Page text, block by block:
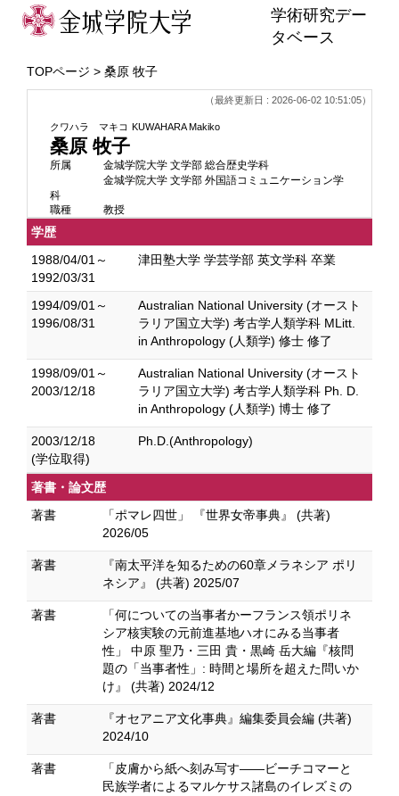
学術研究デー
タベース
TOPページ > 桑原 牧子
（最終更新日 : 2026-06-02 10:51:05）
クワハラ マキコ KUWAHARA Makiko
桑原 牧子
所属
金城学院大学 文学部 総合歴史学科
金城学院大学 文学部 外国語コミュニケーション学
科
職種
教授
学歴
1988/04/01～
1992/03/31
津田塾大学 学芸学部 英文学科 卒業
1994/09/01～
1996/08/31
Australian National University (オースト
ラリア国立大学) 考古学人類学科 MLitt.
in Anthropology (人類学) 修士 修了
1998/09/01～
2003/12/18
Australian National University (オースト
ラリア国立大学) 考古学人類学科 Ph. D.
in Anthropology (人類学) 博士 修了
2003/12/18
(学位取得)
Ph.D.(Anthropology)
著書・論文歴
著書
「ポマレ四世」 『世界女帝事典』 (共著)
2026/05
著書
『南太平洋を知るための60章メラネシア ポリ
ネシア』 (共著) 2025/07
著書
「何についての当事者かーフランス領ポリネ
シア核実験の元前進基地ハオにみる当事者
性」 中原 聖乃・三田 貴・黒崎 岳大編『核問
題の「当事者性」: 時間と場所を超えた問いか
け』 (共著) 2024/12
著書
『オセアニア文化事典』編集委員会編 (共著)
2024/10
著書
「皮膚から紙へ刻み写す――ビーチコマーと
民族学者によるマルケサス諸島のイレズミの